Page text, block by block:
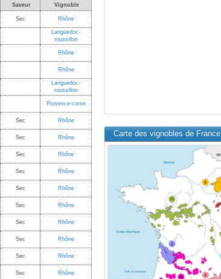
Saveur Vignoble
Sec Rhône
Languedoc-
roussillon
Rhône
Rhône
Languedoc-
roussillon
Provence-corse
Sec Rhône
Sec Rhône
Sec Rhône
Sec Rhône
Sec Rhône
Sec Rhône
Sec Rhône
Sec Rhône
Sec Rhône
Sec Rhône
Carte des vignobles de France